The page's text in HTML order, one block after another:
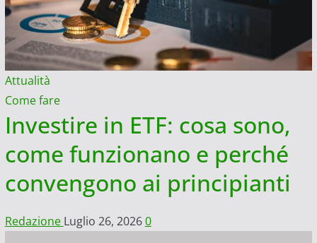
Attualità
Come fare
Investire in ETF: cosa sono,
come funzionano e perché
convengono ai principianti
Redazione Luglio 26, 20260